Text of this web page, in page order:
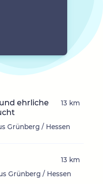
ehrliche
Grünberg / Hessen
13 km
Grünberg / Hessen
13 km